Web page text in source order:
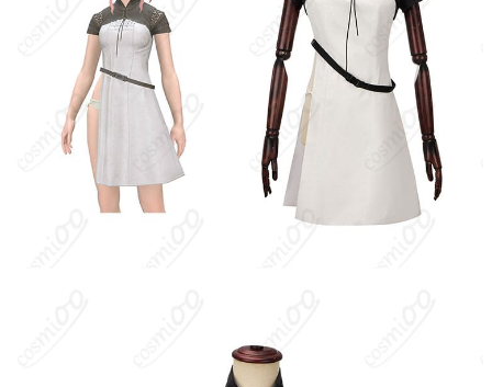
支払い方法
クレジットカード（VISA、Master、JCB、
Discover、AMERICAN EXPRESS）、
PayPal、銀行振込
使用場所
同人イベント（コミケなど）、アニメ・ゲ
ーム系コスプレイベント、スタジオ撮影
会、ロケーション撮影、ハロウィン仮装、
交流オフ会、テーマカフェ来店、SNS用ポ
精密な装飾部分は引っかかりに弱いため、運搬時は不織布カバー